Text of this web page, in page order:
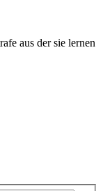
aus der sie lernen